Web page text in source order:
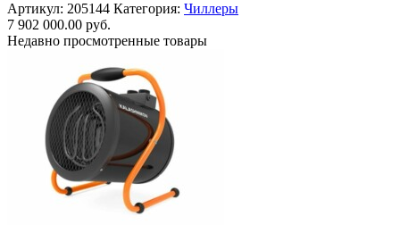
Артикул: 205144 Категория: Чиллеры
7 902 000.00 руб.
Недавно просмотренные товары